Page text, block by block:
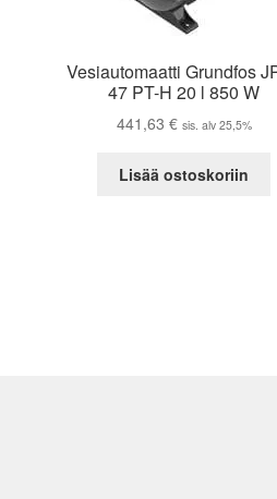
Vesiautomaatti Grundfos
47 PT-H 20 l 850 W
441,63 € sis. alv 25,5%
Lisää ostoskoriin